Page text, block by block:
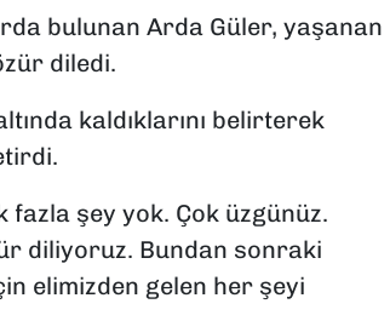
bulunan Arda Güler, yaşanan
diledi.
kaldıklarını belirterek
şey yok. Çok üzgünüz.
diliyoruz. Bundan sonraki
elimizden gelen her şeyi